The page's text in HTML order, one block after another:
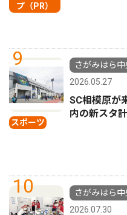
プ（PR）
9
スポーツ
さがみはら
2026.05.27
SC相模原が
内の新スタ
10
さがみはら
2026.07.30